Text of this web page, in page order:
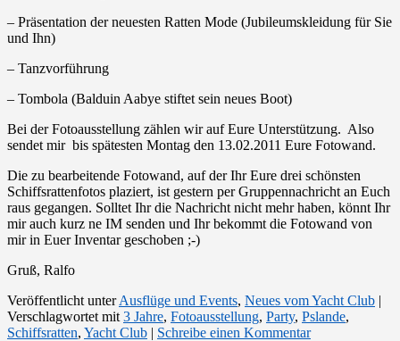
– Präsentation der neuesten Ratten Mode (Jubileumskleidung für Sie
und Ihn)
– Tanzvorführung
– Tombola (Balduin Aabye stiftet sein neues Boot)
Bei der Fotoausstellung zählen wir auf Eure Unterstützung. Also
sendet mir bis spätesten Montag den 13.02.2011 Eure Fotowand.
Die zu bearbeitende Fotowand, auf der Ihr Eure drei schönsten
Schiffsrattenfotos plaziert, ist gestern per Gruppennachricht an Euch
raus gegangen. Solltet Ihr die Nachricht nicht mehr haben, könnt Ihr
mir auch kurz ne IM senden und Ihr bekommt die Fotowand von
mir in Euer Inventar geschoben ;-)
Gruß, Ralfo
Veröffentlicht unter Ausflüge und Events, Neues vom Yacht Club |
Verschlagwortet mit 3 Jahre, Fotoausstellung, Party, Pslande,
Schiffsratten, Yacht Club | Schreibe einen Kommentar